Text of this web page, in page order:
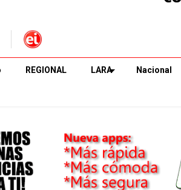
REGIONAL LARA Nacional